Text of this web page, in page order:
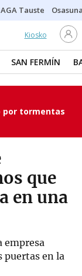
Tauste
Kiosko
SAN FERMÍN
por tormentas
que
en una
empresa
puertas en la